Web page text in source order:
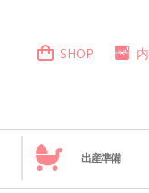
SHOP
出産準備